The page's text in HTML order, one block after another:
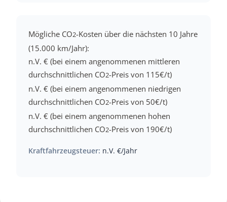
Mögliche CO2-Kosten über die nächsten 10 Jahre
(15.000 km/Jahr):
n.V. € (bei einem angenommenen mittleren
durchschnittlichen CO2-Preis von 115€/t)
n.V. € (bei einem angenommenen niedrigen
durchschnittlichen CO2-Preis von 50€/t)
n.V. € (bei einem angenommenen hohen
durchschnittlichen CO2-Preis von 190€/t)
Kraftfahrzeugsteuer: n.V. €/Jahr